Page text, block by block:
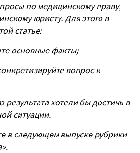
по медицинскому праву,
юристу. Для этого в
статье:
основные факты;
вопрос к
результата хотели бы достичь в
ситуации.
в следующем выпуске рубрики